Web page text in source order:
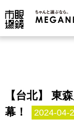
【台北】 東
幕！
2024-04-